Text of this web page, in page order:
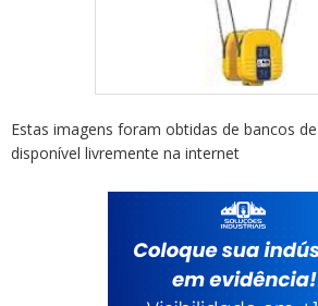
Estas imagens foram obtidas de bancos
disponível livremente na internet